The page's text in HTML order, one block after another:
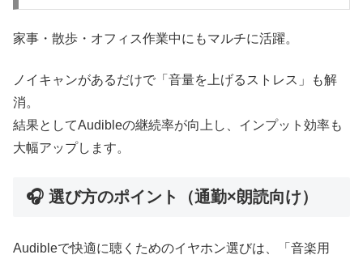
家事・散歩・オフィス作業中にもマルチに活躍。
ノイキャンがあるだけで「音量を上げるストレス」も解
消。
結果としてAudibleの継続率が向上し、インプット効率も
大幅アップします。
🎧 選び方のポイント（通勤×朗読向け）
Audibleで快適に聴くためのイヤホン選びは、「音楽用